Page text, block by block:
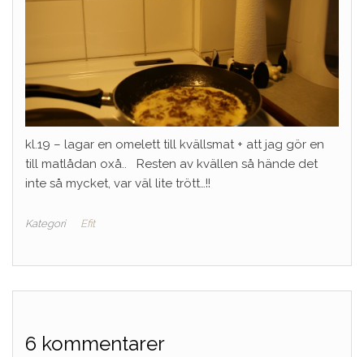
kl.19 – lagar en omelett till kvällsmat + att jag gör en
till matlådan oxå.. Resten av kvällen så hände det
inte så mycket, var väl lite trött…!!
Kategori Efit
6 kommentarer